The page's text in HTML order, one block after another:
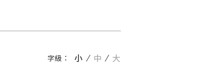
字級： 小 中 大